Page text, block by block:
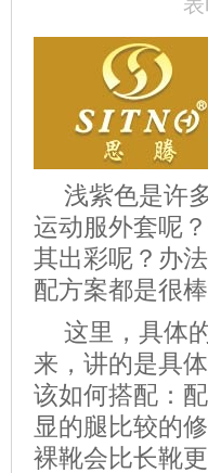
浅紫色是许
运动服外套呢
其出彩呢？办
配方案都是很棒
这里，具体
来，讲的是具
该如何搭配：
显的腿比较的
裸靴会比长靴